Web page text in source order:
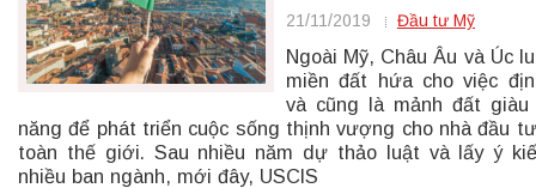
21/11/2019 Đầu tư Mỹ
Ngoài Mỹ, Châu Âu và Úc
miền đất hứa cho việc
và cũng là mảnh đất giàu
năng để phát triển cuộc sống thịnh vượng cho nhà đầu
toàn thế giới. Sau nhiều năm dự thảo luật và lấy ý
nhiều ban ngành, mới đây, USCIS